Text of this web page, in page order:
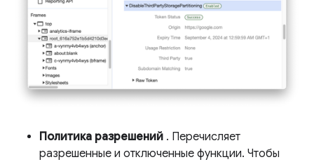
Политика разрешений . Перечисляет
разрешенные и отключенные функции. Чтобы